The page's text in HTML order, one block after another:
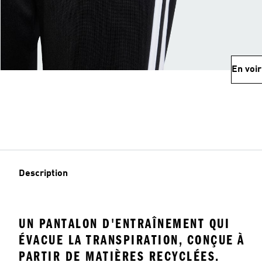
En
Description
UN PANTALON D'ENTRAÎNEMENT QUI
ÉVACUE LA TRANSPIRATION, CONÇUE À
PARTIR DE MATIÈRES RECYCLÉES.